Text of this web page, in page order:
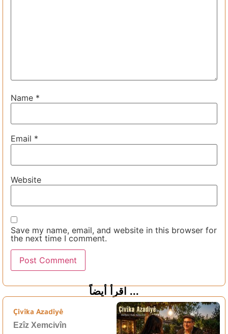
Name *
Email *
Website
Save my name, email, and website in this browser for
the next time I comment.
اقرأ أيضاً ...
Çivîka Azadiyê
Ezîz Xemcivîn